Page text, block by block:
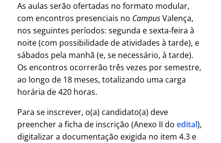
As aulas serão ofertadas no formato modular,
com encontros presenciais no CampusValença,
nos seguintes períodos: segunda e sexta-feira à
noite (com possibilidade de atividades à tarde), e
sábados pela manhã (e, se necessário, à tarde).
Os encontros ocorrerão três vezes por semestre,
ao longo de 18 meses, totalizando uma carga
horária de 420 horas.
Para se inscrever, o(a) candidato(a) deve
preencher a ficha de inscrição (Anexo II do edital),
digitalizar a documentação exigida no item 4.3 e